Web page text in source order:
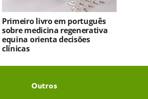
Primeiro livro em português
sobre medicina regenerativa
equina orienta decisões
clínicas
Outros